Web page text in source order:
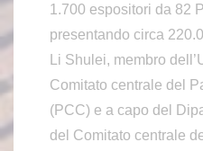
1.700 espositori da 82
presentando circa
Li Shulei, membro
Comitato centrale del
(PCC) e a capo del
del Comitato centrale